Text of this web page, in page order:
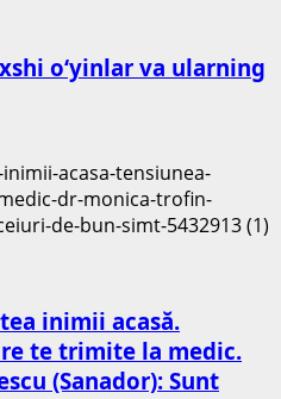
o‘yinlar va ularning
inimii acasă.
te trimite la medic.
(Sanador): Sunt